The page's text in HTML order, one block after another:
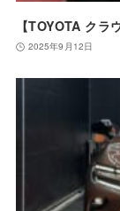
【TOYOTA クラ
2025年9月12日